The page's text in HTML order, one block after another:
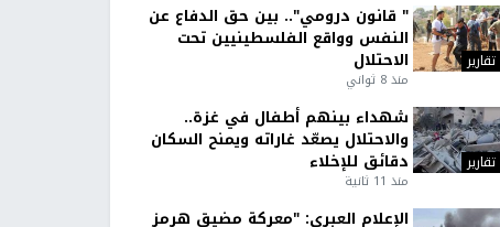
تقارير
" قانون درومي".. بين حق الدفاع عن
النفس وواقع الفلسطينيين تحت
الاحتلال
منذ 8 ثواني
تقارير
شهداء بينهم أطفال في غزة..
والاحتلال يصعّد غاراته ويمنح السكان
دقائق للإخلاء
منذ 11 ثانية
الإعلام العبري: "معركة مضيق هرمز